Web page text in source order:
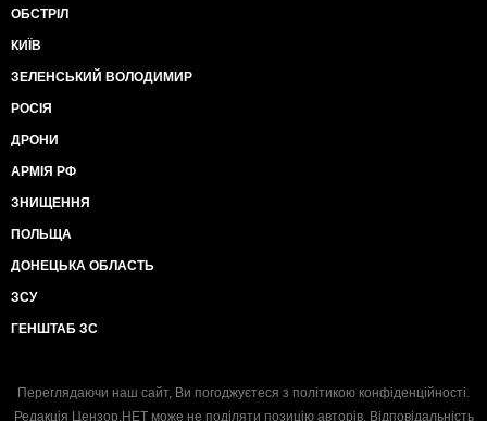
ОБСТРІЛ
КИЇВ
ЗЕЛЕНСЬКИЙ ВОЛОДИМИР
РОСІЯ
ДРОНИ
АРМІЯ РФ
ЗНИЩЕННЯ
ПОЛЬЩА
ДОНЕЦЬКА ОБЛАСТЬ
ЗСУ
ГЕНШТАБ ЗС
Переглядаючи наш сайт, Ви погоджуєтеся з політикою конфіденційності.
Редакція Цензор.НЕТ може не поділяти позицію авторів. Відповідальність